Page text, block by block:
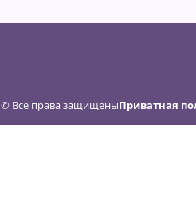
© Все права защищеныПриватная